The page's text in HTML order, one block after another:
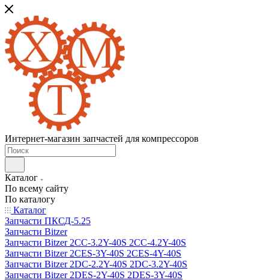
Интернет-магазин запчастей для компрессоров
Каталог
По всему сайту
По каталогу
Каталог
Запчасти ПКСД-5.25
Запчасти Bitzer
Запчасти Bitzer 2CC-3.2Y-40S 2CC-4.2Y-40S
Запчасти Bitzer 2CES-3Y-40S 2CES-4Y-40S
Запчасти Bitzer 2DC-2.2Y-40S 2DC-3.2Y-40S
Запчасти Bitzer 2DES-2Y-40S 2DES-3Y-40S